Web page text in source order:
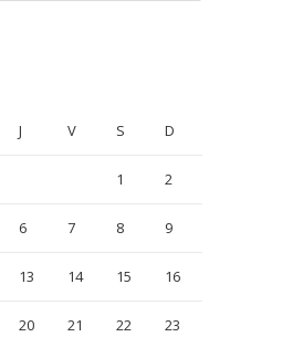
J V S D
1 2
6 7 8 9
13 14 15 16
20 21 22 23